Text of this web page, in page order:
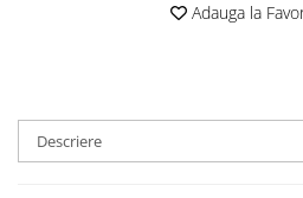
Adauga la
Descriere